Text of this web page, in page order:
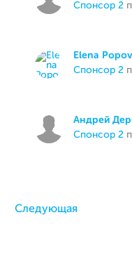
спонсор 2
Elena
спонсор 2
Андрей
спонсор 2
Следующая